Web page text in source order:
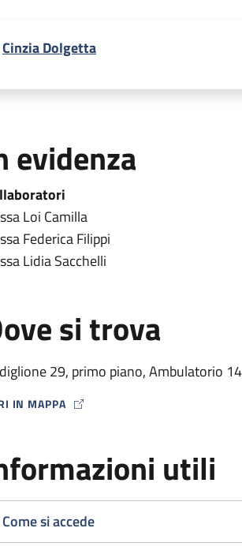
Cinzia Dolgetta
evidenza
Loi Camilla
Federica Filippi
Lidia Sacchelli
si trova
29, primo piano, Ambulatorio 14
IN MAPPA
ICON
utili
Come si accede